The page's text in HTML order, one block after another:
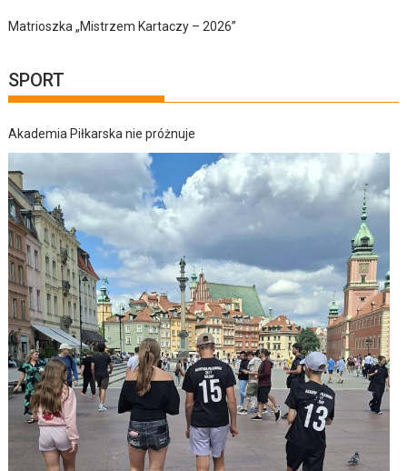
Matrioszka „Mistrzem Kartaczy – 2026”
SPORT
Akademia Piłkarska nie próżnuje